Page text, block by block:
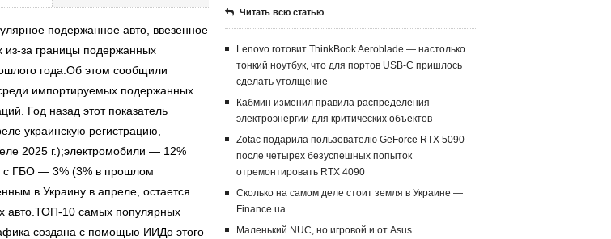
подержанное авто, ввезенное
из-за границы подержанных
года.Об этом сообщили
импортируемых подержанных
Год назад этот показатель
украинскую регистрацию,
2025 г.);электромобили — 12%
с ГБО — 3% (3% в прошлом
в Украину в апреле, остается
авто.ТОП-10 самых популярных
создана с помощью ИИДо этого
Читать всю статью
Lenovo готовит ThinkBook Aeroblade — настолько
тонкий ноутбук, что для портов USB-C пришлось
сделать утолщение
Кабмин изменил правила распределения
электроэнергии для критических объектов
Zotac подарила пользователю GeForce RTX 5090
после четырех безуспешных попыток
отремонтировать RTX 4090
Сколько на самом деле стоит земля в Украине —
Finance.ua
Маленький NUC, но игровой и от Asus.